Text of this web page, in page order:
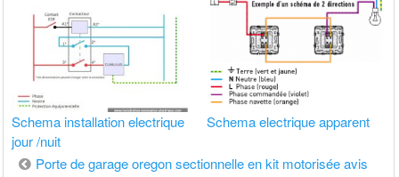
Schema installation electrique
jour /nuit
Schema electrique apparent
Navigation
Porte de garage oregon sectionnelle en kit motorisée avis